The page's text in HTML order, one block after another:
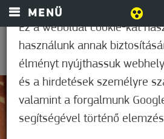
MENÜ
Nem értékelt
Ez a weboldal cookie-kat
használunk annak
élményt nyújthassuk
és a hirdetések személyre
valamint a forgalmunk
segítségével történő